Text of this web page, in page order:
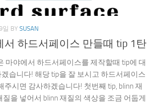
일 BY SUSAN
서 하드서페이스 만들때 tip 1탄
마야에서 하드서페이스를 제작할때 tip에 대
습니다! 해당 tip을 잘 보시고 하드서페이스
주시면 감사하겠습니다! 첫번째 tip, blinn 재
질을 넣어서 blinn 재질의 색상을 조금 어둡게